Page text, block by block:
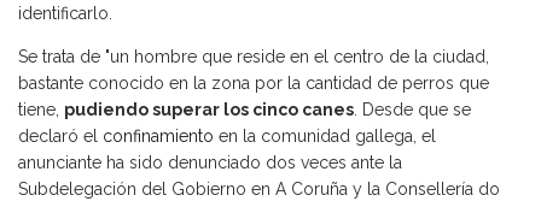
identificarlo.
Se trata de "un hombre que reside en el centro de la ciudad,
bastante conocido en la zona por la cantidad de perros que
tiene, pudiendo superar los cinco canes. Desde que se
declaró el confinamiento en la comunidad gallega, el
anunciante ha sido denunciado dos veces ante la
Subdelegación del Gobierno en A Coruña y la Consellería do